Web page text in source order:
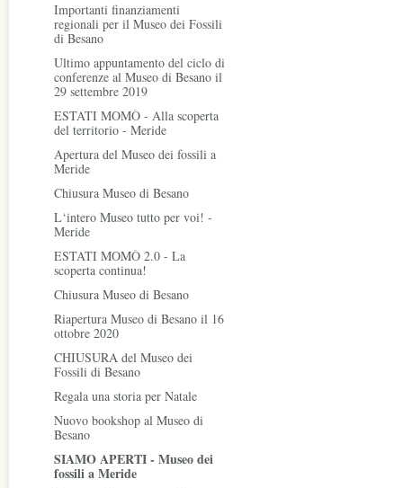
Importanti finanziamenti
regionali per il Museo dei Fossili
di Besano
Ultimo appuntamento del ciclo di
conferenze al Museo di Besano il
29 settembre 2019
ESTATI MOMÒ - Alla scoperta
del territorio - Meride
Apertura del Museo dei fossili a
Meride
Chiusura Museo di Besano
L‘intero Museo tutto per voi! -
Meride
ESTATI MOMÒ 2.0 - La
scoperta continua!
Chiusura Museo di Besano
Riapertura Museo di Besano il 16
ottobre 2020
CHIUSURA del Museo dei
Fossili di Besano
Regala una storia per Natale
Nuovo bookshop al Museo di
Besano
SIAMO APERTI - Museo dei
fossili a Meride